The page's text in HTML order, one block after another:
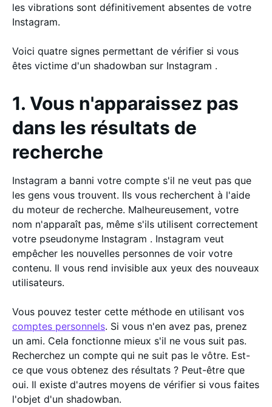
les vibrations sont définitivement absentes de votre
Instagram.
Voici quatre signes permettant de vérifier si vous
êtes victime d'un shadowban sur Instagram .
1. Vous n'apparaissez pas
dans les résultats de
recherche
Instagram a banni votre compte s'il ne veut pas que
les gens vous trouvent. Ils vous recherchent à l'aide
du moteur de recherche. Malheureusement, votre
nom n'apparaît pas, même s'ils utilisent correctement
votre pseudonyme Instagram . Instagram veut
empêcher les nouvelles personnes de voir votre
contenu. Il vous rend invisible aux yeux des nouveaux
utilisateurs.
Vous pouvez tester cette méthode en utilisant vos
comptes personnels. Si vous n'en avez pas, prenez
un ami. Cela fonctionne mieux s'il ne vous suit pas.
Recherchez un compte qui ne suit pas le vôtre. Est-
ce que vous obtenez des résultats ? Peut-être que
oui. Il existe d'autres moyens de vérifier si vous faites
l'objet d'un shadowban.